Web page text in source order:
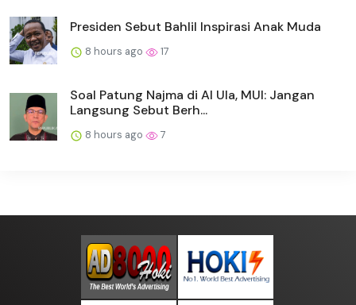
Presiden Sebut Bahlil Inspirasi Anak Muda
8 hours ago 17
Soal Patung Najma di Al Ula, MUI: Jangan
Langsung Sebut Berh...
8 hours ago 7